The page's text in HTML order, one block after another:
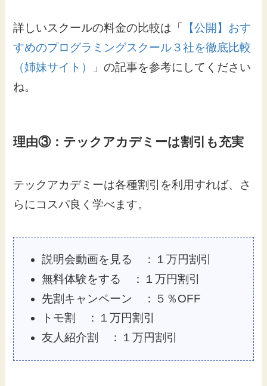
詳しいスクールの料金の比較は「
【公開】おす
すめのプログラミングスクール３社を徹底比較
（姉妹サイト）
」の記事を参考にしてください
ね。
理由③：テックアカデミーは割引も充実
テックアカデミーは各種割引を利用すれば、さ
らにコスパ良く学べます。
説明会動画を見る ：１万円割引
無料体験をする ：１万円割引
先割キャンペーン ：５％OFF
トモ割 ：１万円割引
友人紹介割 ：１万円割引